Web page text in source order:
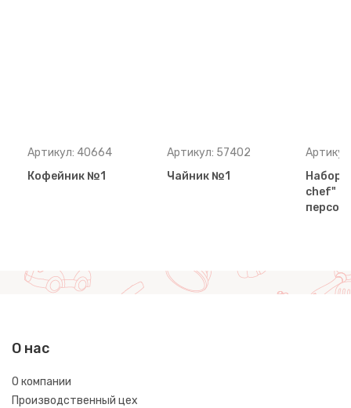
Артикул: 40664
Кофейник №1
Артикул: 57402
Чайник №1
Набор
chef" с
О нас
О компании
Производственный цех